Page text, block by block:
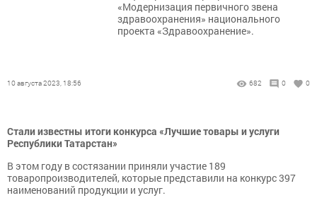
«Модернизация первичного звена
здравоохранения» национального
проекта «Здравоохранение».
10 августа 2023, 18:56 682 0 0
Стали известны итоги конкурса «Лучшие товары и услуги
Республики Татарстан»
В этом году в состязании приняли участие 189
товаропроизводителей, которые представили на конкурс 397
наименований продукции и услуг.